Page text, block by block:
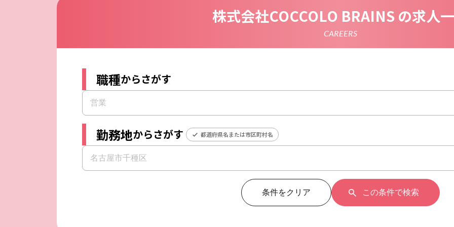
株式会社COCCOLO BRAINS の求人
CAREERS
職種からさがす
勤務地からさがす 都道府県名または市区町村名
条件をクリア この条件で検索